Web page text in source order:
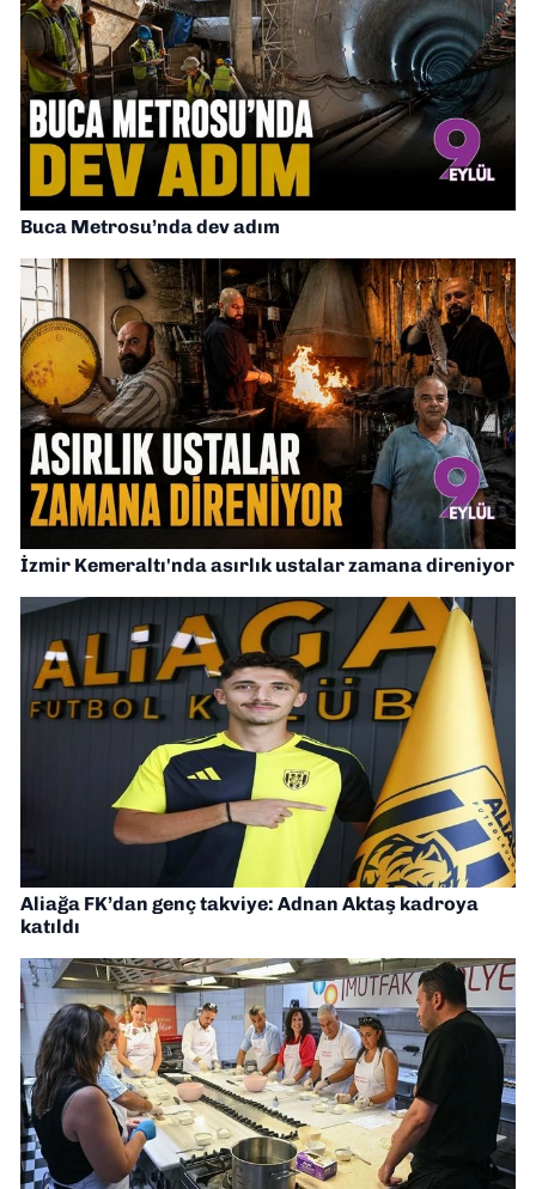
Buca Metrosu’nda dev adım
İzmir Kemeraltı'nda asırlık ustalar zamana direniyor
Aliağa FK’dan genç takviye: Adnan Aktaş kadroya
katıldı